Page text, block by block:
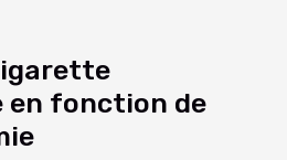
en fonction de